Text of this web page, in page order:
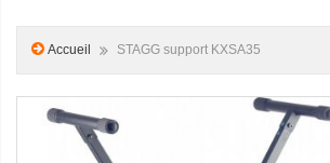
Accueil STAGG support KXSA35